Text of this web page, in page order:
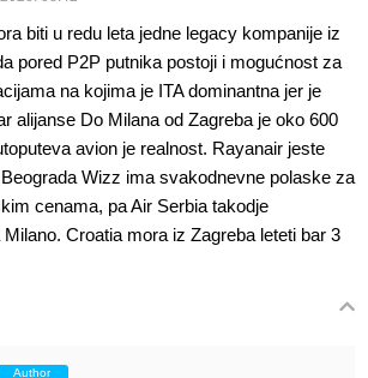
biti u redu leta jedne legacy kompanije iz
pored P2P putnika postoji i mogućnost za
na kojima je ITA dominantna jer je
alijanse Do Milana od Zagreba je oko 600
avion je realnost. Rayanair jeste
Wizz ima svakodnevne polaske za
cenama, pa Air Serbia takodje
Croatia mora iz Zagreba leteti bar 3
Author